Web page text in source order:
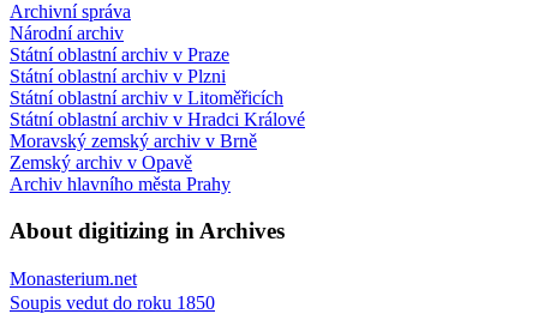
Archivní správa
Národní archiv
Státní oblastní archiv v Praze
Státní oblastní archiv v Plzni
Státní oblastní archiv v Litoměřicích
Státní oblastní archiv v Hradci Králové
Moravský zemský archiv v Brně
Zemský archiv v Opavě
Archiv hlavního města Prahy
About digitizing in Archives
Monasterium.net
Soupis vedut do roku 1850